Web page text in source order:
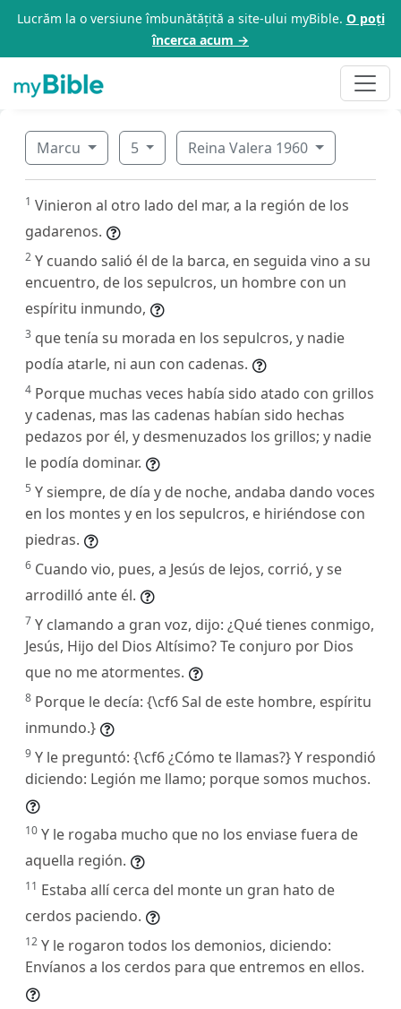
Lucrăm la o versiune îmbunătățită a site-ului myBible. O poți
încerca acum →
Marcu 5 Reina Valera 1960
1 Vinieron al otro lado del mar, a la región de los
gadarenos.
2 Y cuando salió él de la barca, en seguida vino a su
encuentro, de los sepulcros, un hombre con un
espíritu inmundo,
3 que tenía su morada en los sepulcros, y nadie
podía atarle, ni aun con cadenas.
4 Porque muchas veces había sido atado con grillos
y cadenas, mas las cadenas habían sido hechas
pedazos por él, y desmenuzados los grillos; y nadie
le podía dominar.
5 Y siempre, de día y de noche, andaba dando voces
en los montes y en los sepulcros, e hiriéndose con
piedras.
6 Cuando vio, pues, a Jesús de lejos, corrió, y se
arrodilló ante él.
7 Y clamando a gran voz, dijo: ¿Qué tienes conmigo,
Jesús, Hijo del Dios Altísimo? Te conjuro por Dios
que no me atormentes.
8 Porque le decía: {\cf6 Sal de este hombre, espíritu
inmundo.}
9 Y le preguntó: {\cf6 ¿Cómo te llamas?} Y respondió
diciendo: Legión me llamo; porque somos muchos.
10 Y le rogaba mucho que no los enviase fuera de
aquella región.
11 Estaba allí cerca del monte un gran hato de
cerdos paciendo.
12 Y le rogaron todos los demonios, diciendo:
Envíanos a los cerdos para que entremos en ellos.